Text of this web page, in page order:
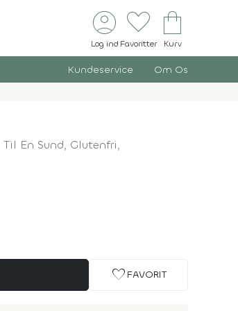
account_circle
Log ind
favorite
Favoritter
shopping_bag
Kurv
Kundeservice Om Os
En Sund, Glutenfri,
favorite FAVORIT